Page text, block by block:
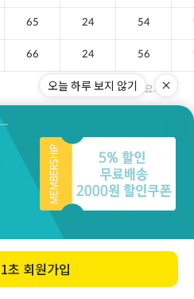
오늘 하루 보지 않기
1초 회원가입